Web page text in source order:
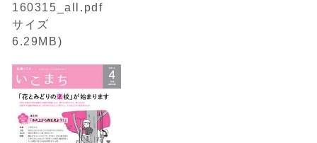
160315_all.pdf
サイズ
6.29MB)